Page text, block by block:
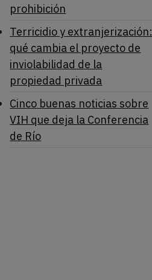
prohibición
Terricidio y extranjerización:
qué cambia el proyecto de
inviolabilidad de la
propiedad privada
Cinco buenas noticias sobre
VIH que deja la Conferencia
de Río